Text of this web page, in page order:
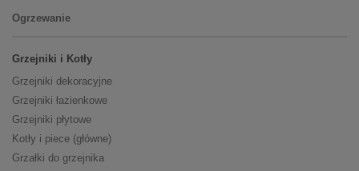
Ogrzewanie
Grzejniki i Kotły
Grzejniki dekoracyjne
Grzejniki łazienkowe
Grzejniki płytowe
Kotły i piece (główne)
Grzałki do grzejnika